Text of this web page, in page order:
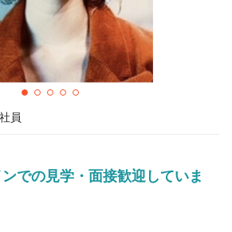
員
での見学・面接歓迎していま